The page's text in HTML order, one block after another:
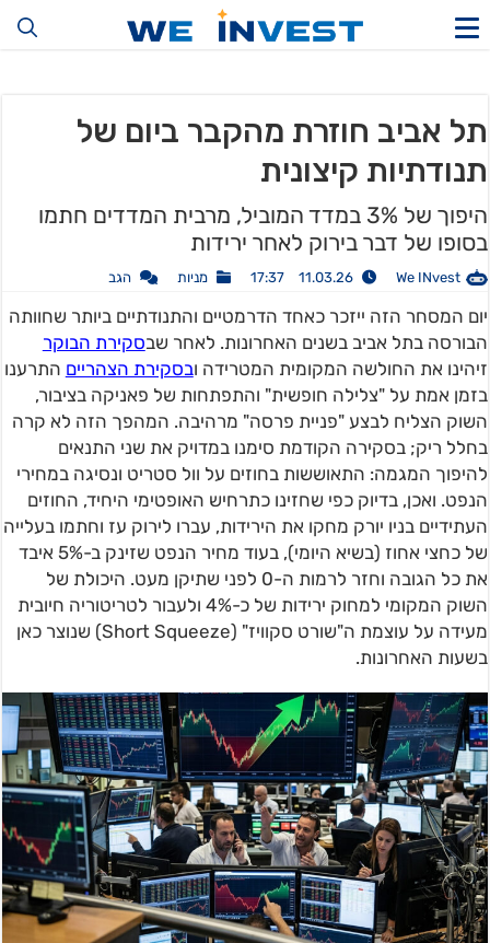
תל אביב חוזרת מהקבר ביום של
תנודתיות קיצונית
היפוך של 3% במדד המוביל, מרבית המדדים חתמו
בסופו של דבר בירוק לאחר ירידות
We INvest
11.03.26 17:37 מניות הגב
יום המסחר הזה ייזכר כאחד הדרמטיים והתנודתיים ביותר שחוותה
הבורסה בתל אביב בשנים האחרונות. לאחר שבסקירת הבוקר
זיהינו את החולשה המקומית המטרידה ובסקירת הצהריים התרענו
בזמן אמת על "צלילה חופשית" והתפתחות של פאניקה בציבור,
השוק הצליח לבצע "פניית פרסה" מרהיבה. המהפך הזה לא קרה
בחלל ריק; בסקירה הקודמת סימנו במדויק את שני התנאים
להיפוך המגמה: התאוששות בחוזים על וול סטריט ונסיגה במחירי
הנפט. ואכן, בדיוק כפי שחזינו כתרחיש האופטימי היחיד, החוזים
העתידיים בניו יורק מחקו את הירידות, עברו לירוק עז וחתמו בעלייה
של כחצי אחוז (בשיא היומי), בעוד מחיר הנפט שזינק ב-5% איבד
את כל הגובה וחזר לרמות ה-0 לפני שתיקן מעט. היכולת של
השוק המקומי למחוק ירידות של כ-4% ולעבור לטריטוריה חיובית
מעידה על עוצמת ה"שורט סקוויז" (Short Squeeze) שנוצר כאן
בשעות האחרונות.